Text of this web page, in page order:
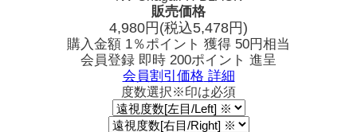
販売価格
4,980円 (税込5,478円)
購入金額 1％ポイント 獲得 50円相当
会員登録 即時 200ポイント 進呈
会員割引価格 詳細
度数選択※印は必須